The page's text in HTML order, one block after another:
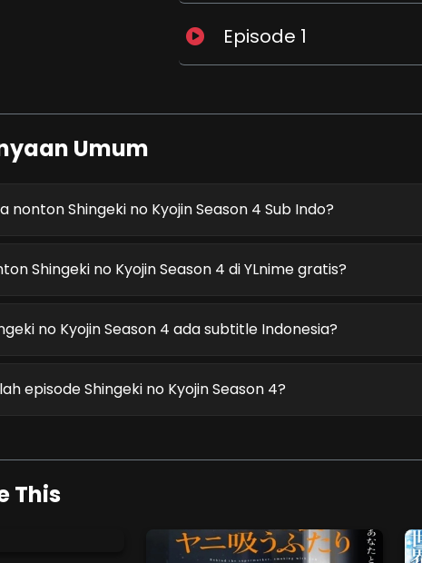
Episode 1
Umum
nonton Shingeki no Kyojin Season 4 Sub Indo?
Shingeki no Kyojin Season 4 di YLnime gratis?
no Kyojin Season 4 ada subtitle Indonesia?
episode Shingeki no Kyojin Season 4?
This